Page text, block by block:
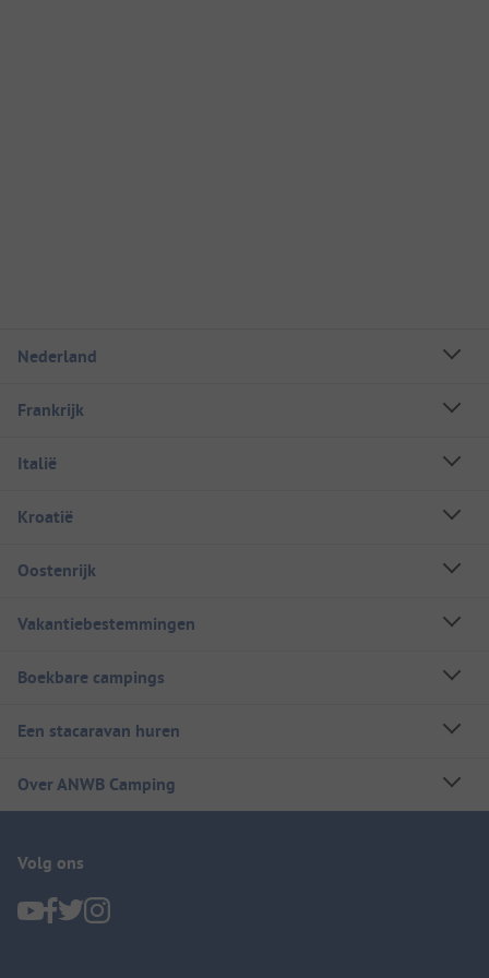
Nederland
Frankrijk
Italië
Kroatië
Oostenrijk
Vakantiebestemmingen
Boekbare campings
Een stacaravan huren
Over ANWB Camping
Volg ons